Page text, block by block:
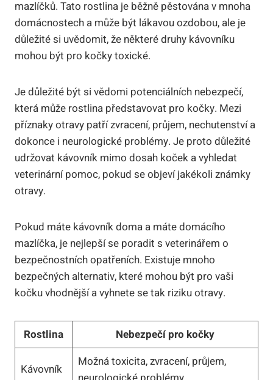
mazlíčků. Tato rostlina je běžně pěstována v mnoha
domácnostech a může být lákavou ozdobou, ale je
důležité si uvědomit, že některé druhy kávovníku
mohou být pro kočky toxické.
Je důležité být si vědomi potenciálních nebezpečí,
která může rostlina představovat pro kočky. Mezi
příznaky otravy patří zvracení, průjem, nechutenství a
dokonce i neurologické problémy. Je proto důležité
udržovat kávovník mimo dosah koček a vyhledat
veterinární pomoc, pokud se objeví jakékoli známky
otravy.
Pokud máte kávovník doma a máte domácího
mazlíčka, je nejlepší se poradit s veterinářem o
bezpečnostních opatřeních. Existuje mnoho
bezpečných alternativ, které mohou být pro vaši
kočku vhodnější a vyhnete se tak riziku otravy.
Rostlina Nebezpečí pro kočky
Kávovník
Možná toxicita, zvracení, průjem,